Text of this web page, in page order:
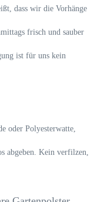
dass wir die Vorhänge
frisch und sauber
ist für uns kein
oder Polyesterwatte,
abgeben. Kein verfilzen,